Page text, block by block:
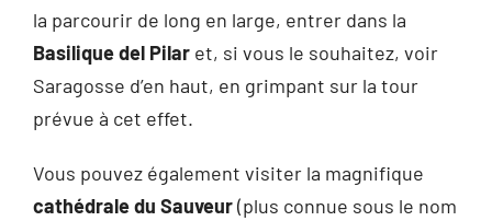
la parcourir de long en large, entrer dans la
Basilique del Pilaret, si vous le souhaitez, voir
Saragosse d’en haut, en grimpant sur la tour
prévue à cet effet.
Vous pouvez également visiter la magnifique
cathédrale du Sauveur(plus connue sous le nom